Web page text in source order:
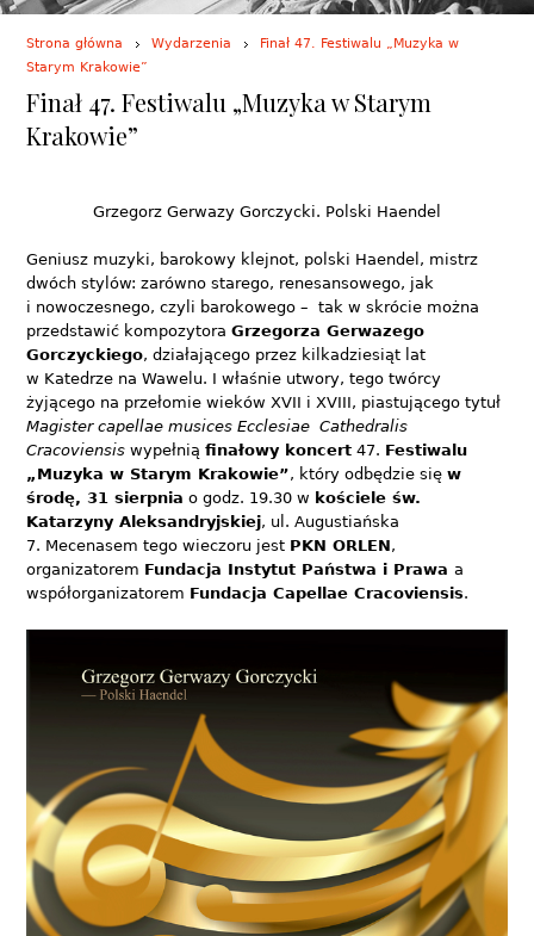
Strona główna Wydarzenia
Finał 47. Festiwalu „Muzyka w
Starym Krakowie”
Finał 47. Festiwalu „Muzyka w Starym
Krakowie”
Grzegorz Gerwazy Gorczycki. Polski Haendel
Geniusz muzyki, barokowy klejnot, polski Haendel, mistrz
dwóch stylów: zarówno starego, renesansowego, jak
i nowoczesnego, czyli barokowego – tak w skrócie można
przedstawić kompozytoraGrzegorza Gerwazego
Gorczyckiego, działającego przez kilkadziesiąt lat
w Katedrze na Wawelu. I właśnie utwory, tego twórcy
żyjącego na przełomie wieków XVII i XVIII, piastującego tytuł
Magister capellae musices Ecclesiae Cathedralis
Cracoviensis wypełniąfinałowy koncert 47. Festiwalu
„Muzyka w Starym Krakowie”, który odbędzie sięw
środę, 31 sierpnia o godz. 19.30 w kościele św.
Katarzyny Aleksandryjskiej, ul. Augustiańska
7. Mecenasem tego wieczoru jest PKN ORLEN,
organizatorem Fundacja Instytut Państwa i Prawaa
współorganizatorem Fundacja Capellae Cracoviensis.